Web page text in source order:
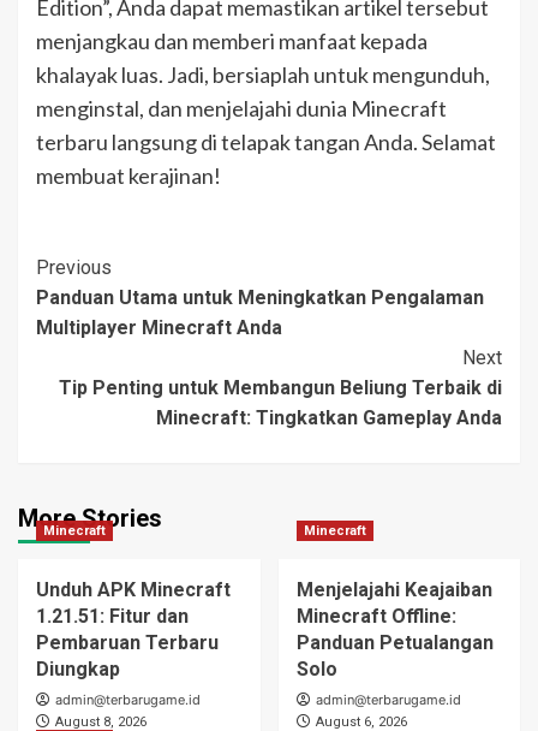
Edition”, Anda dapat memastikan artikel tersebut
menjangkau dan memberi manfaat kepada
khalayak luas. Jadi, bersiaplah untuk mengunduh,
menginstal, dan menjelajahi dunia Minecraft
terbaru langsung di telapak tangan Anda. Selamat
membuat kerajinan!
Post
Navigation
Previous
Panduan Utama untuk Meningkatkan Pengalaman
Multiplayer Minecraft Anda
Next
Tip Penting untuk Membangun Beliung Terbaik di
Minecraft: Tingkatkan Gameplay Anda
More Stories
Minecraft
Unduh APK Minecraft
1.21.51: Fitur dan
Pembaruan Terbaru
Diungkap
admin@terbarugame.id
August 8, 2026
Minecraft
Menjelajahi Keajaiban
Minecraft Offline:
Panduan Petualangan
Solo
admin@terbarugame.id
August 6, 2026